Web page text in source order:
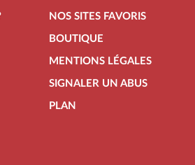
NOS SITES FAVORIS
BOUTIQUE
MENTIONS LÉGALES
SIGNALER UN ABUS
PLAN